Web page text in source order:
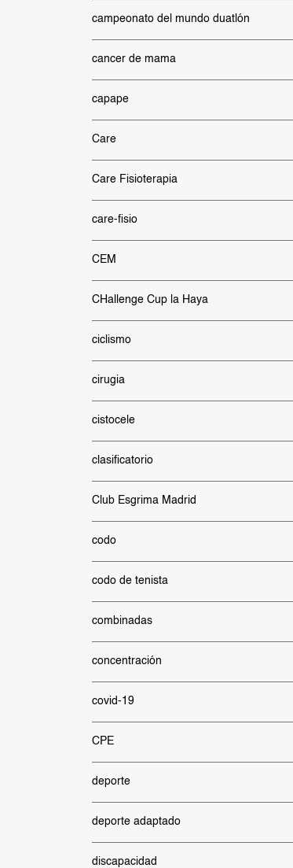
campeonato del mundo duatlón
cancer de mama
capape
Care
Care Fisioterapia
care-fisio
CEM
CHallenge Cup la Haya
ciclismo
cirugia
cistocele
clasificatorio
Club Esgrima Madrid
codo
codo de tenista
combinadas
concentración
covid-19
CPE
deporte
deporte adaptado
discapacidad